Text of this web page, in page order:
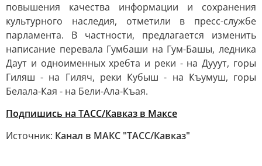
повышения качества информации и сохранения
культурного наследия, отметили в пресс-службе
парламента. В частности, предлагается изменить
написание перевала Гумбаши на Гум-Башы, ледника
Даут и одноименных хребта и реки - на Дууут, горы
Гиляш - на Гиляч, реки Кубыш - на Къумуш, горы
Белала-Кая - на Бели-Ала-Къая.
Подпишись на ТАСС/Кавказ в Максе
Источник: Канал в МАКС "ТАСС/Кавказ"